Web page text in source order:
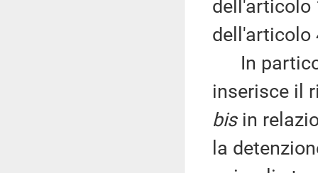
dell'articolo
dell'articolo
In
inserisce il
bisin
la